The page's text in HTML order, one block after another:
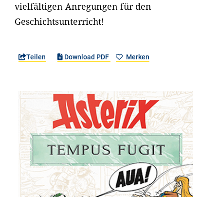
vielfältigen Anregungen für den
Geschichtsunterricht!
Teilen Download PDF Merken